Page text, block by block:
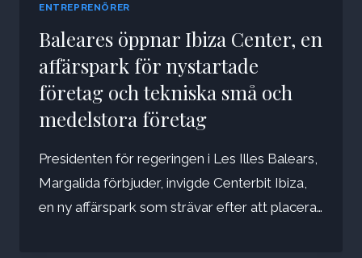
ENTREPRENÖRER
Baleares öppnar Ibiza Center, en
affärspark för nystartade
företag och tekniska små och
medelstora företag
Presidenten för regeringen i Les Illes Balears,
Margalida förbjuder, invigde Centerbit Ibiza,
en ny affärspark som strävar efter att placera…